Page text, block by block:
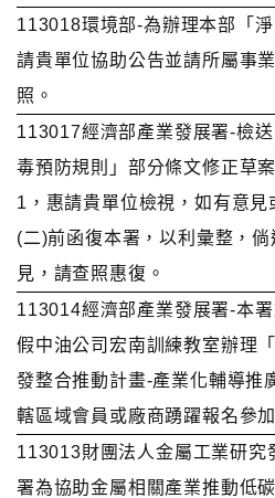
113018環境部-為辦理本部「
請貴單位協助公告並請所屬事
照。
113017經濟部產業發展署-檢
毒預防規則」部分條文修正草
1，惠請貴單位檢視，如有意見
(二)前函復本署，以利彙整，
見，請查照惠復。
113014經濟部產業發展署-本
假中油公司宏南訓練教室辦理
發整合推動計畫-產業化輔導推
轄區域會員或廠商踴躍報名參
113013財團法人金屬工業研究
署為協助金屬相關產業推動低